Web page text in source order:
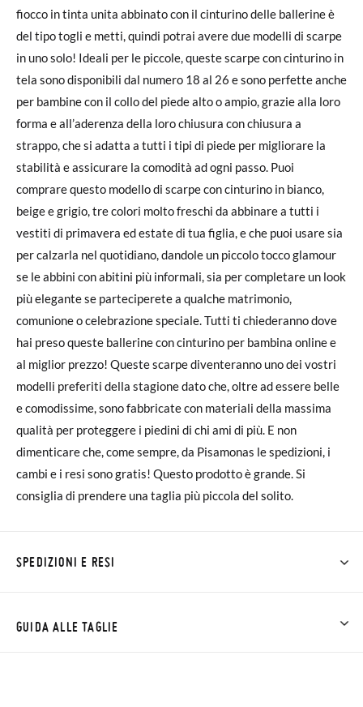
fiocco in tinta unita abbinato con il cinturino delle ballerine è
del tipo togli e metti, quindi potrai avere due modelli di scarpe
in uno solo! Ideali per le piccole, queste scarpe con cinturino in
tela sono disponibili dal numero 18 al 26 e sono perfette anche
per bambine con il collo del piede alto o ampio, grazie alla loro
forma e all’aderenza della loro chiusura con chiusura a
strappo, che si adatta a tutti i tipi di piede per migliorare la
stabilità e assicurare la comodità ad ogni passo. Puoi
comprare questo modello di scarpe con cinturino in bianco,
beige e grigio, tre colori molto freschi da abbinare a tutti i
vestiti di primavera ed estate di tua figlia, e che puoi usare sia
per calzarla nel quotidiano, dandole un piccolo tocco glamour
se le abbini con abitini più informali, sia per completare un look
più elegante se parteciperete a qualche matrimonio,
comunione o celebrazione speciale. Tutti ti chiederanno dove
hai preso queste ballerine con cinturino per bambina online e
al miglior prezzo! Queste scarpe diventeranno uno dei vostri
modelli preferiti della stagione dato che, oltre ad essere belle
e comodissime, sono fabbricate con materiali della massima
qualità per proteggere i piedini di chi ami di più. E non
dimenticare che, come sempre, da Pisamonas le spedizioni, i
cambi e i resi sono gratis! Questo prodotto è grande. Si
consiglia di prendere una taglia più piccola del solito.
SPEDIZIONI E RESI
ordini inferiori a 30 €, la spedizione standard costa 3,95 € e
GUIDA ALLE TAGLIE